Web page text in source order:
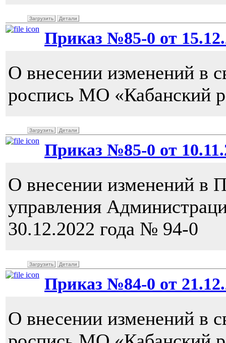
Загрузить Детали
Приказ №85-0 от
О внесении изменений в
роспись МО «Кабанский
Загрузить Детали
Приказ №85-0 от
О внесении изменений в
управления
30.12.2022 года № 94-0
Загрузить Детали
Приказ №84-0 от
О внесении изменений в